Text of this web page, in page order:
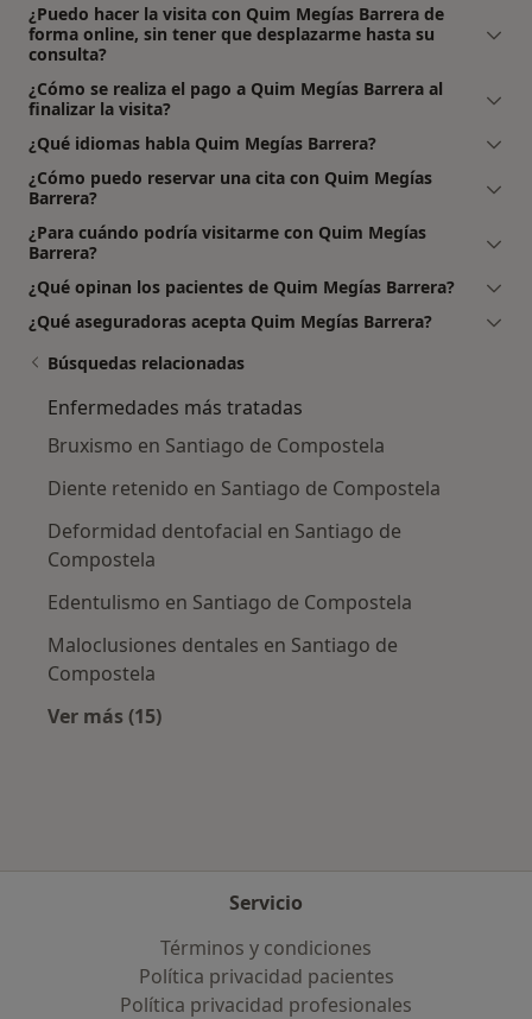
¿Puedo hacer la visita con Quim Megías Barrera de
forma online, sin tener que desplazarme hasta su
consulta?
¿Cómo se realiza el pago a Quim Megías Barrera al
finalizar la visita?
¿Qué idiomas habla Quim Megías Barrera?
¿Cómo puedo reservar una cita con Quim Megías
Barrera?
¿Para cuándo podría visitarme con Quim Megías
Barrera?
¿Qué opinan los pacientes de Quim Megías Barrera?
¿Qué aseguradoras acepta Quim Megías Barrera?
Búsquedas relacionadas
Enfermedades más tratadas
Bruxismo en Santiago de Compostela
Diente retenido en Santiago de Compostela
Deformidad dentofacial en Santiago de
Compostela
Edentulismo en Santiago de Compostela
Maloclusiones dentales en Santiago de
Compostela
Ver más (15)
Servicio
Términos y condiciones
Política privacidad pacientes
Política privacidad profesionales